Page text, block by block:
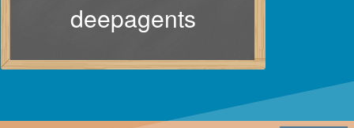
deepagents